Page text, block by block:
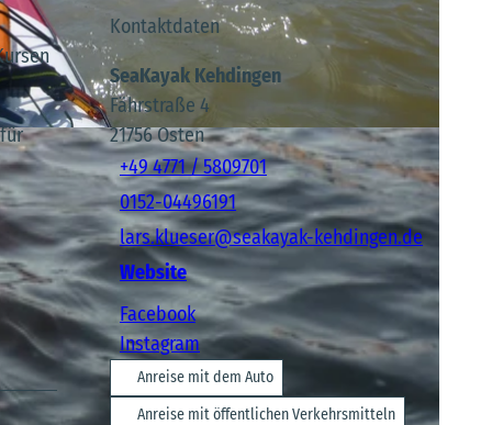
Kontaktdaten
SeaKayak Kehdingen
Fährstraße 4
21756Osten
+49 4771 / 5809701
0152-04496191
lars.klueser@seakayak-kehdingen.de
Website
Facebook
Instagram
Anreise mit dem Auto
Anreise mit öffentlichen Verkehrsmitteln